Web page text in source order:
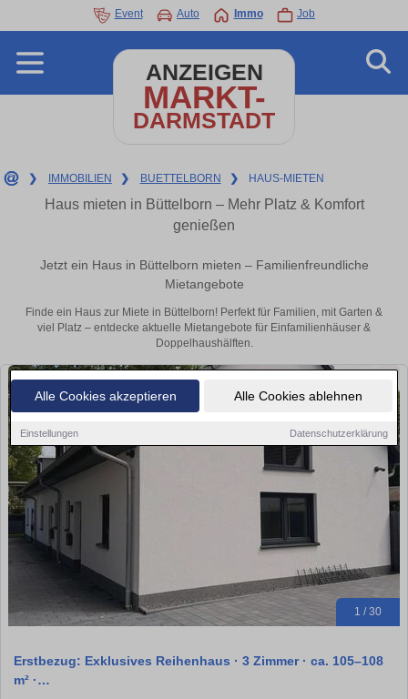
Alle Cookies akzeptieren Alle Cookies ablehnen
Einstellungen Datenschutzerklärung
Event Auto Immo Job
ANZEIGEN
MARKT-
DARMSTADT
❯ IMMOBILIEN ❯ BUETTELBORN ❯ HAUS-MIETEN
Haus mieten in Büttelborn – Mehr Platz & Komfort
genießen
Jetzt ein Haus in Büttelborn mieten – Familienfreundliche
Mietangebote
Finde ein Haus zur Miete in Büttelborn! Perfekt für Familien, mit Garten &
viel Platz – entdecke aktuelle Mietangebote für Einfamilienhäuser &
Doppelhaushälften.
1 / 30
Erstbezug: Exklusives Reihenhaus · 3 Zimmer · ca. 105–108
m² ·…